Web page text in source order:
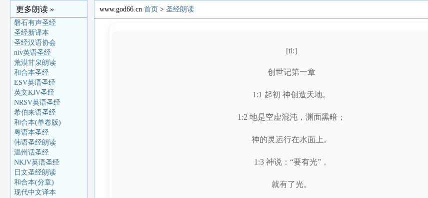
更多朗读 »
磐石有声圣经
圣经新译本
圣经汉语协会
niv英语圣经
荒漠甘泉朗读
和合本圣经
ESV英语圣经
英文KJV圣经
NRSV英语圣经
希伯来语圣经
和合本(单卷版)
粤语本圣经
韩语圣经朗读
温州话圣经
NKJV英语圣经
日文圣经朗读
和合本(分章)
现代中文译本
www.god66.cn 首页 > 圣经朗读
[ti:]
创世记第一章
1:1 起初 神创造天地。
1:2 地是空虚混沌，渊面黑暗；
神的灵运行在水面上。
1:3 神说：“要有光”，
就有了光。